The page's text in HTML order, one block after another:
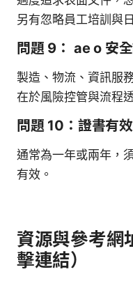
另有忽略員工培訓與
問題 9： ae o 安
製造、物流、資訊服
在於風險控管與流程
問題 10：證書有
通常為一年或兩年，
有效。
資源與參考網
擊連結）